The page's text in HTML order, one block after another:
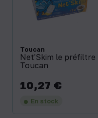
Toucan
Net'Skim le préfiltre
Toucan
Prix
10,27 €
En stock